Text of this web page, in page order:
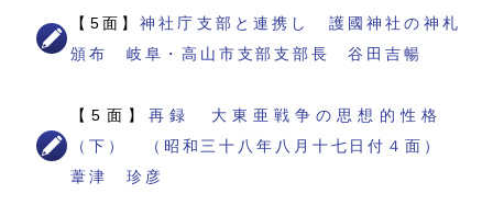
【5面】神社庁支部と連携し 護國神社の神札
頒布 岐阜・高山市支部支部長 谷田吉暢
【5面】 再録 大東亜戦争の思想的性格
（下） （昭和三十八年八月十七日付４面）
葦津 珍彦